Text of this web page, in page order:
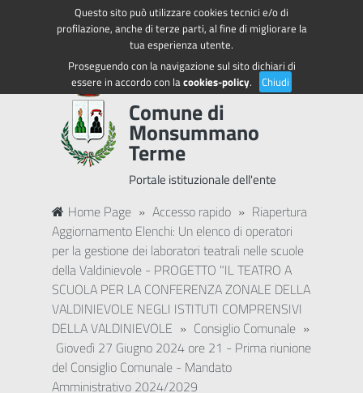
Questo sito può utilizzare cookies tecnici e/o di
profilazione, anche di terze parti, al fine di migliorare la
tua esperienza utente.
Proseguendo con la navigazione sul sito dichiari di
essere in accordo con lacookies-policy. Chiudi
Regione Toscana Accedi ai servizi
Comune di
Monsummano
Terme
Portale istituzionale dell'ente
Home Page » Accesso rapido » Riapertura
Aggiornamento Elenchi: Un elenco di operatori
per la gestione dei laboratori teatrali nelle scuole
della Valdinievole - PROGETTO "IL TEATRO A
SCUOLA PER LA CONFERENZA ZONALE DELLA
VALDINIEVOLE NEGLI ISTITUTI COMPRENSIVI
DELLA VALDINIEVOLE » Consiglio Comunale »
Giovedì 27 Giugno 2024 ore 21 - Prima riunione
del Consiglio Comunale - Mandato
Amministrativo 2024/2029